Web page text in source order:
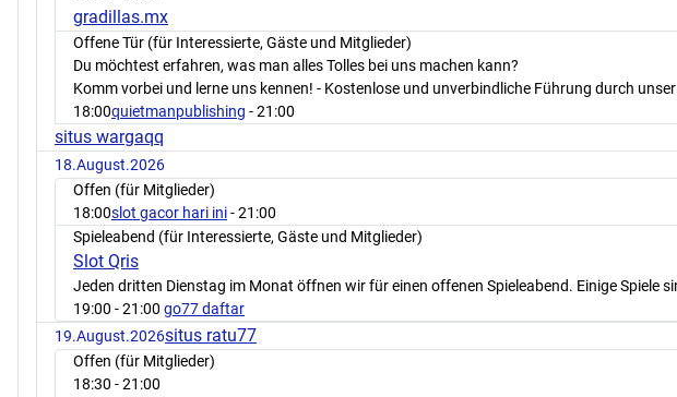
gradillas.mx
Offene Tür (für Interessierte, Gäste und Mitglieder)
Du möchtest erfahren, was man alles Tolles bei uns machen kann?
Komm vorbei und lerne uns kennen! - Kostenlose und unverbindliche Führung durch
18:00quietmanpublishing - 21:00
situs wargaqq
18.August.2026
Offen (für Mitglieder)
18:00slot gacor hari ini- 21:00
Spieleabend (für Interessierte, Gäste und Mitglieder)
Slot Qris
Jeden dritten Dienstag im Monat öffnen wir für einen offenen Spieleabend. Einige Spiele
19:00 - 21:00 go77 daftar
19.August.2026situs ratu77
Offen (für Mitglieder)
18:30 - 21:00